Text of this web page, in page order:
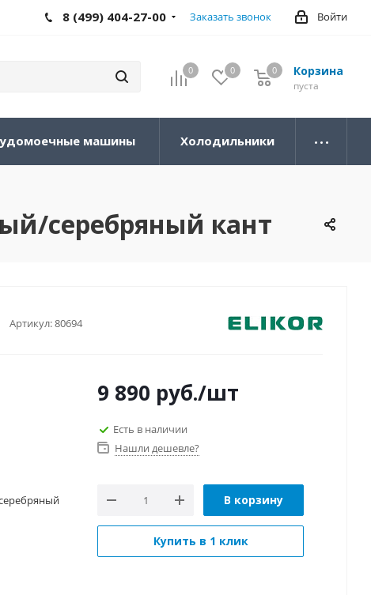
Войти
8 (499) 404-27-00 Заказать звонок
0 0 Корзина
0
пуста
0
машины Холодильники
серебряный кант
Артикул:80694
9 890 руб./шт
Есть в наличии
Нашли дешевле?
В корзину
Купить в 1 клик